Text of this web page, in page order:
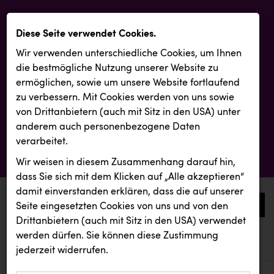
0
aktuelle aussendungen
aktuelle aussendungen
Diese Seite verwendet Cookies.
Wir verwenden unterschiedliche Cookies, um Ihnen
die best­mögliche Nutzung unserer Website zu
ermöglichen, sowie um unsere Website fortlaufend
zu verbessern. Mit Cookies werden von uns sowie
von Drittanbietern (auch mit Sitz in den USA) unter
anderem auch personenbezogene Daten
verarbeitet.
Wir weisen in diesem Zusammenhang darauf hin,
dass Sie sich mit dem Klicken auf „Alle akzeptieren“
damit ein­ver­standen erklären, dass die auf unserer
Seite eingesetzten Cookies von uns und von den
Drittanbietern (auch mit Sitz in den USA) verwendet
werden dürfen. Sie können diese Zustimmung
jederzeit widerrufen.